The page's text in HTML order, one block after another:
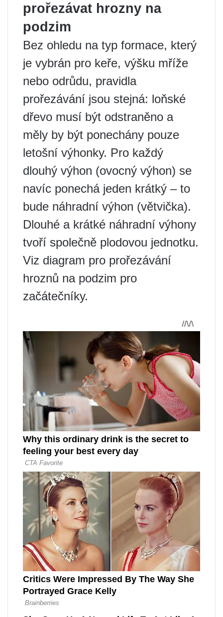
prořezávat hrozny na
podzim
Bez ohledu na typ formace, který
je vybrán pro keře, výšku mříže
nebo odrůdu, pravidla
prořezávání jsou stejná: loňské
dřevo musí být odstraněno a
měly by být ponechány pouze
letošní výhonky. Pro každý
dlouhý výhon (ovocný výhon) se
navíc ponechá jeden krátký – to
bude náhradní výhon (větvička).
Dlouhé a krátké náhradní výhony
tvoří společně plodovou jednotku.
Viz diagram pro prořezávání
hroznů na podzim pro
začátečníky.